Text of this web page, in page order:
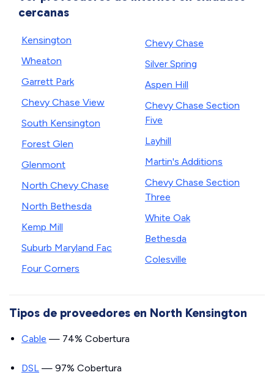
cercanas
Kensington
Wheaton
Garrett Park
Chevy Chase View
South Kensington
Forest Glen
Glenmont
North Chevy Chase
North Bethesda
Kemp Mill
Suburb Maryland Fac
Four Corners
Chevy Chase
Silver Spring
Aspen Hill
Chevy Chase Section
Five
Layhill
Martin's Additions
Chevy Chase Section
Three
White Oak
Bethesda
Colesville
Tipos de proveedores en North Kensington
Cable — 74% Cobertura
DSL — 97% Cobertura